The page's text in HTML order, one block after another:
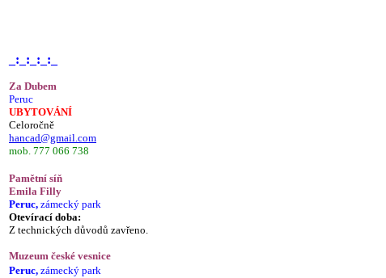
_:_:_:_:_
Za Dubem
Peruc
UBYTOVÁNÍ
Celoročně
hancad@gmail.com
mob. 777 066 738
Pamětní síň
Emila Filly
Peruc, zámecký park
Otevírací doba:
Z technických důvodů zavřeno.
Muzeum české vesnice
Peruc, zámecký park